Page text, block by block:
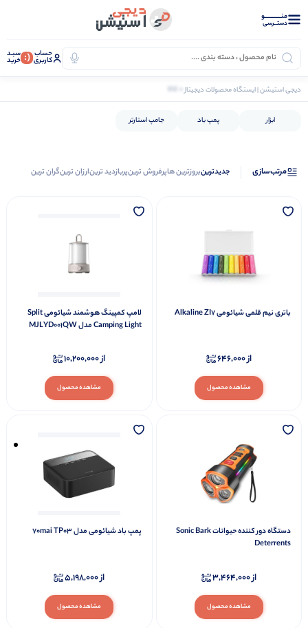
منــــــــــــو
دستــرسی
حساب
کاربری (: سبـد
خرید
دیجی استیشن | ایستگاه محصولات دیجیتال
ابزار پمپ باد جامپ استارتر
مرتب‌سازی جدیدترینبروزترین هاپرفروش ترینپربازدید ترینارزان ترینگران ترین
باتری نیم قلمی شیائومی Alkaline ZI7
مشاهده محصول
از646,000
لامپ کمپینگ هوشمند شیائومی Split
Camping Light مدل MJLYD001QW
مشاهده محصول
از10,200,000
دستگاه دور کننده حیوانات Sonic Bark
Deterrents
مشاهده محصول
از3,464,000
پمپ باد شیائومی مدل 70mai TP03
مشاهده محصول
از5,198,000